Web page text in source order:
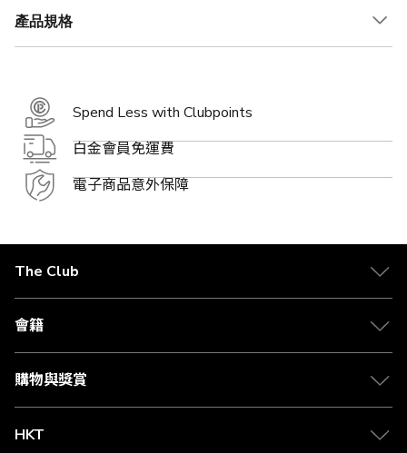
產品規格
Spend Less with Clubpoints
白金會員免運費
電子商品意外保障
The Club
關於 The Club
合作夥伴
媒體中心
會籍
會籍及專屬禮遇
賺取積分
購物與獎賞
物流與配送
Club Shopping 商品領取站
HKT